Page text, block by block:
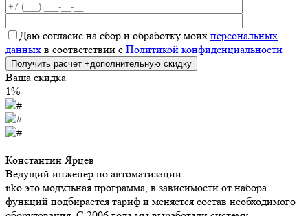
Даю согласие на сбор и обработку моих персональных
данных в соответствии с Политикой конфиденциальности
Ваша скидка
1%
Константин Ярцев
Ведущий инженер по автоматизации
iiko это модульная программа, в зависимости от набора
функций подбирается тариф и меняется состав необходимого